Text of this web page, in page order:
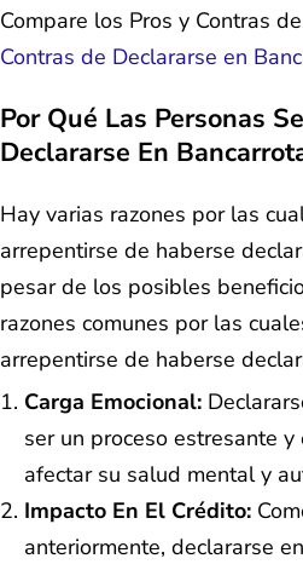
Compare los Pros y Contras
Contras de Declararse en
Por Qué Las Personas
Declararse En
Hay varias razones por las
arrepentirse de haberse
pesar de los posibles
razones comunes por las
arrepentirse de haberse
Carga Emocional:
ser un proceso estresante
afectar su salud mental y
Impacto En El Crédito:
anteriormente, declararse